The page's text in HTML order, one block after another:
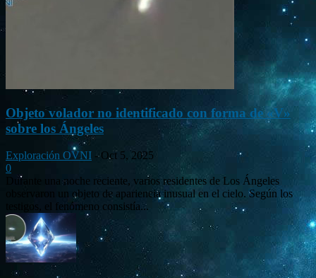
Objeto volador no identificado con forma de «V»
sobre los Ángeles
Exploración OVNI - Oct 5, 2025
0
Durante una noche reciente, varios residentes de Los Ángeles
observaron un objeto de apariencia inusual en el cielo. Según los
testigos, el fenómeno consistía...